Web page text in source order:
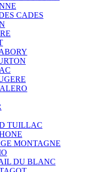
CADES
TUILLAC
MONTAGNE
DU BLANC